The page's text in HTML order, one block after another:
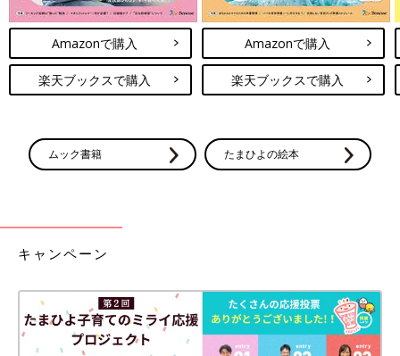
Amazonで購入
楽天ブックスで購入
Amazonで購入
楽天ブックスで購入
ムック書籍 たまひよの絵本
キャンペーン